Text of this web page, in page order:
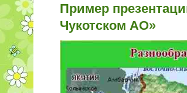
Пример
Чукотском АО»